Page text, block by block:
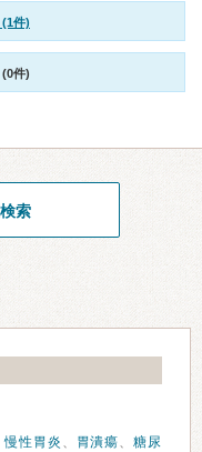
件)
(0件)
索
慢性胃炎 、 胃潰瘍、糖尿